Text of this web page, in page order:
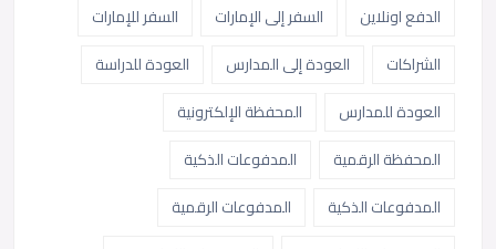
الدفع اونلاين
السفر إلى الإمارات
السفر للإمارات
الشراكات
العودة إلى المدارس
العودة للدراسة
العودة للمدارس
المحفظة الإلكترونية
المحفظة الرقمية
المدفوعات الذكية
المدفوعات الذكية
المدفوعات الرقمية